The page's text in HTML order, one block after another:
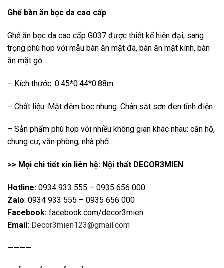
Ghế bàn ăn bọc da cao cấp
Ghế ăn bọc da cao cấp G037 được thiết kế hiện đại, sang
trọng phù hợp với mẫu bàn ăn mặt đá, bàn ăn mặt kính, bàn
ăn mặt gỗ…
– Kích thước: 0.45*0.44*0.88m
– Chất liệu: Mặt đệm bọc nhung. Chân sắt sơn đen tĩnh điện.
– Sản phẩm phù hợp với nhiều không gian khác nhau: căn hộ,
chung cư, văn phòng, nhà phố…
>> Mọi chi tiết xin liên hệ: Nội thất DECOR3MIEN
Hotline: 0934 933 555 – 0935 656 000
Zalo: 0934 933 555 – 0935 656 000
Facebook: facebook.com/decor3mien
Email: Decor3mien123@gmail.com
————